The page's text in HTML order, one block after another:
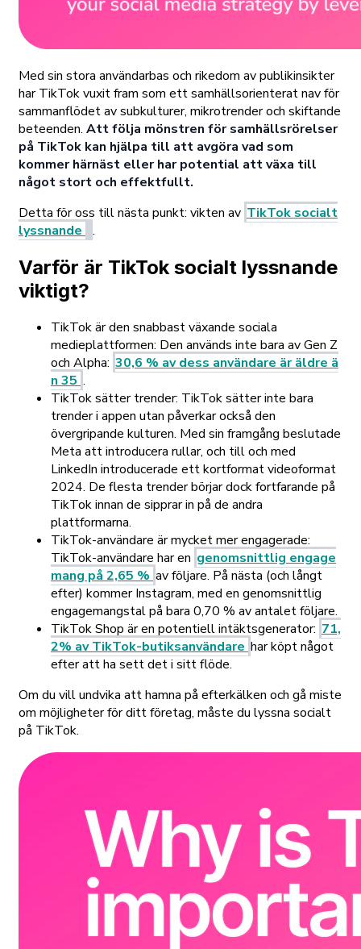
Med sin stora användarbas och rikedom av publikinsikter
har TikTok vuxit fram som ett samhällsorienterat nav för
sammanflödet av subkulturer, mikrotrender och skiftande
beteenden. Att följa mönstren för samhällsrörelser
på TikTok kan hjälpa till att avgöra vad som
kommer härnäst eller har potential att växa till
något stort och effektfullt.
Detta för oss till nästa punkt: vikten av TikTok socialt
lyssnande .
Varför är TikTok socialt lyssnande
viktigt?
TikTok är den snabbast växande sociala
medieplattformen: Den används inte bara av Gen Z
och Alpha: 30,6 % av dess användare är äldre ä
n 35 .
TikTok sätter trender: TikTok sätter inte bara
trender i appen utan påverkar också den
övergripande kulturen. Med sin framgång beslutade
Meta att introducera rullar, och till och med
LinkedIn introducerade ett kortformat videoformat
2024. De flesta trender börjar dock fortfarande på
TikTok innan de sipprar in på de andra
plattformarna.
TikTok-användare är mycket mer engagerade:
TikTok-användare har en genomsnittlig engage
mang på 2,65 % av följare. På nästa (och långt
efter) kommer Instagram, med en genomsnittlig
engagemangstal på bara 0,70 % av antalet följare.
TikTok Shop är en potentiell intäktsgenerator: 71,
2% av TikTok-butiksanvändare har köpt något
efter att ha sett det i sitt flöde.
Om du vill undvika att hamna på efterkälken och gå miste
om möjligheter för ditt företag, måste du lyssna socialt
på TikTok.